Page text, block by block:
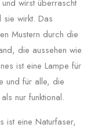
wirst überrascht
wirkt. Das
Mustern durch die
die aussehen wie
ist eine Lampe für
und für alle, die
nur funktional.
ist eine Naturfaser,